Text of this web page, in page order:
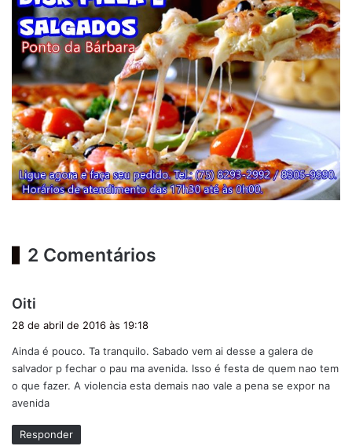
2 Comentários
Oiti
s
e
:
28 de abril de 2016 às 19:18
Ainda é pouco. Ta tranquilo. Sabado vem ai desse a galera de
salvador p fechar o pau ma avenida. Isso é festa de quem nao tem
o que fazer. A violencia esta demais nao vale a pena se expor na
avenida
Responder